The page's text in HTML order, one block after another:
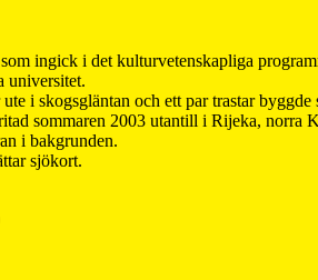
ingick i det kulturvetenskapliga
universitet.
i skogsgläntan och ett par trastar
sommaren 2003 utantill i Rijeka, norra
i bakgrunden.
sjökort.